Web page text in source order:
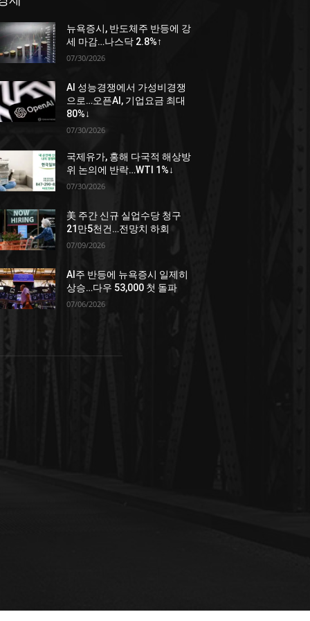
뉴욕증시, 반도체주 반등에 강
세 마감…나스닥 2.8%↑
07/30/2026
AI 성능경쟁에서 가성비경쟁
으로…오픈AI, 기업요금 최대
80%↓
07/30/2026
국제유가, 홍해 다국적 해상방
위 논의에 반락…WTI 1%↓
07/30/2026
美 주간 신규 실업수당 청구
21만5천건…전망치 하회
07/09/2026
AI주 반등에 뉴욕증시 일제히
상승…다우 53,000 첫 돌파
07/06/2026